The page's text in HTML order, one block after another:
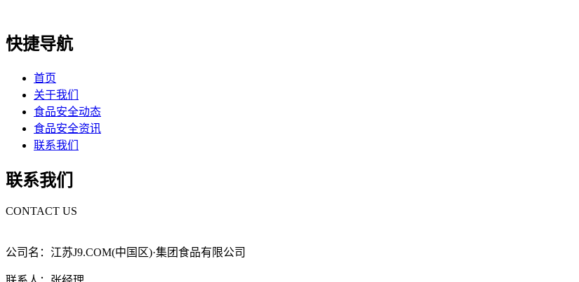
快捷导航
首页
关于我们
食品安全动态
食品安全资讯
联系我们
联系我们
CONTACT US
公司名：江苏J9.COM(中国区)·集团食品有限公司